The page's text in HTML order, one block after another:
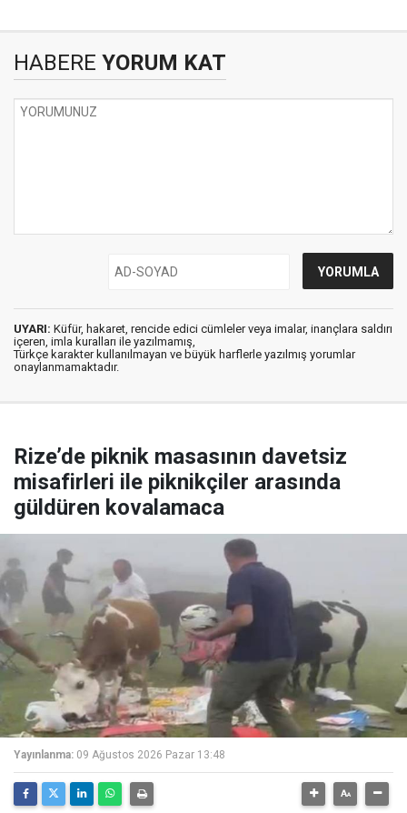
HABERE YORUM KAT
UYARI: Küfür, hakaret, rencide edici cümleler veya imalar, inançlara saldırı
içeren, imla kuralları ile yazılmamış,
Türkçe karakter kullanılmayan ve büyük harflerle yazılmış yorumlar
onaylanmamaktadır.
Rize’de piknik masasının davetsiz
misafirleri ile piknikçiler arasında
güldüren kovalamaca
Yayınlanma: 09 Ağustos 2026 Pazar 13:48